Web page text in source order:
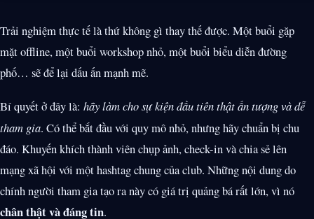
Trải nghiệm thực tế là thứ không gì thay thế được. Một buổi gặp
mặt offline, một buổi workshop nhỏ, một buổi biểu diễn đường
phố… sẽ để lại dấu ấn mạnh mẽ.
Bí quyết ở đây là: hãy làm cho sự kiện đầu tiên thật ấn tượng và dễ
tham gia. Có thể bắt đầu với quy mô nhỏ, nhưng hãy chuẩn bị chu
đáo. Khuyến khích thành viên chụp ảnh, check-in và chia sẻ lên
mạng xã hội với một hashtag chung của club. Những nội dung do
chính người tham gia tạo ra này có giá trị quảng bá rất lớn, vì nó
chân thật và đáng tin.